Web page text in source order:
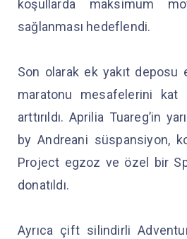
koşullarda maksimum
sağlanması hedeflendi.
Son olarak ek yakıt deposu
maratonu mesafelerini
arttırıldı. Aprilia Tuareg’in
by Andreani süspansiyon,
Project egzoz ve özel bir
donatıldı.
Ayrıca çift silindirli